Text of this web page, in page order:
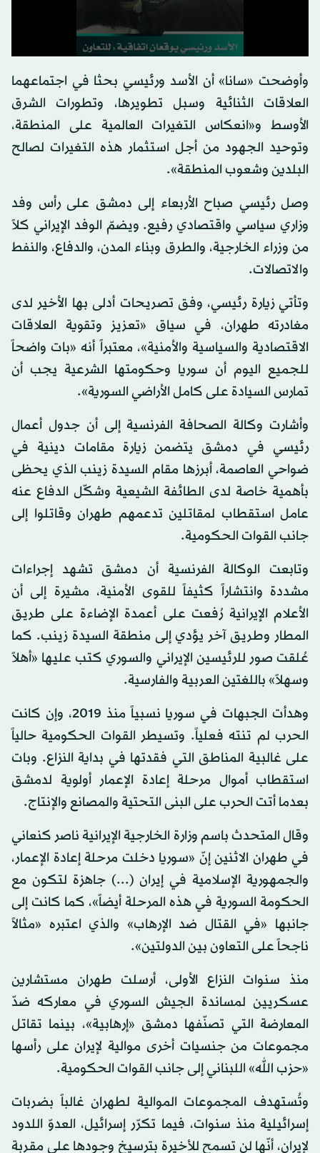
وأوضحت «سانا» أن الأسد ورئيسي بحثا في اجتماعهما
العلاقات الثنائية وسبل تطويرها، وتطورات الشرق
الأوسط و«انعكاس التغيرات العالمية على المنطقة،
وتوحيد الجهود من أجل استثمار هذه التغيرات لصالح
البلدين وشعوب المنطقة».
وصل رئيسي صباح الأربعاء إلى دمشق على رأس وفد
وزاري سياسي واقتصادي رفيع. ويضمّ الوفد الإيراني كلاً
من وزراء الخارجية، والطرق وبناء المدن، والدفاع، والنفط
والاتصالات.
وتأتي زيارة رئيسي، وفق تصريحات أدلى بها الأخير لدى
مغادرته طهران، في سياق «تعزيز وتقوية العلاقات
الاقتصادية والسياسية والأمنية»، معتبراً أنه «بات واضحاً
للجميع اليوم أن سوريا وحكومتها الشرعية يجب أن
تمارس السيادة على كامل الأراضي السورية».
وأشارت وكالة الصحافة الفرنسية إلى أن جدول أعمال
رئيسي في دمشق يتضمن زيارة مقامات دينية في
ضواحي العاصمة، أبرزها مقام السيدة زينب الذي يحظى
بأهمية خاصة لدى الطائفة الشيعية وشكّل الدفاع عنه
عامل استقطاب لمقاتلين تدعمهم طهران وقاتلوا إلى
جانب القوات الحكومية.
وتابعت الوكالة الفرنسية أن دمشق تشهد إجراءات
مشددة وانتشاراً كثيفاً للقوى الأمنية، مشيرة إلى أن
الأعلام الإيرانية رُفعت على أعمدة الإضاءة على طريق
المطار وطريق آخر يؤدي إلى منطقة السيدة زينب. كما
عُلقت صور للرئيسين الإيراني والسوري كتب عليها «أهلاً
وسهلاً» باللغتين العربية والفارسية.
وهدأت الجبهات في سوريا نسبياً منذ 2019، وإن كانت
الحرب لم تنته فعلياً. وتسيطر القوات الحكومية حالياً
على غالبية المناطق التي فقدتها في بداية النزاع. وبات
استقطاب أموال مرحلة إعادة الإعمار أولوية لدمشق
بعدما أتت الحرب على البنى التحتية والمصانع والإنتاج.
وقال المتحدث باسم وزارة الخارجية الإيرانية ناصر كنعاني
في طهران الاثنين إنّ «سوريا دخلت مرحلة إعادة الإعمار،
والجمهورية الإسلامية في إيران (...) جاهزة لتكون مع
الحكومة السورية في هذه المرحلة أيضاً»، كما كانت إلى
جانبها «في القتال ضد الإرهاب» والذي اعتبره «مثالاً
ناجحاً على التعاون بين الدولتين».
منذ سنوات النزاع الأولى، أرسلت طهران مستشارين
عسكريين لمساندة الجيش السوري في معاركه ضدّ
المعارضة التي تصنّفها دمشق «إرهابية»، بينما تقاتل
مجموعات من جنسيات أخرى موالية لإيران على رأسها
«حزب الله» اللبناني إلى جانب القوات الحكومية.
وتُستهدف المجموعات الموالية لطهران غالباً بضربات
إسرائيلية منذ سنوات، فيما تكرّر إسرائيل، العدوّ اللدود
لإيران، أنّها لن تسمح للأخيرة بترسيخ وجودها على مقربة